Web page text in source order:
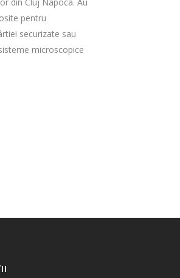
pentru
securizate sau
microscopice